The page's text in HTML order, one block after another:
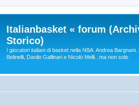
Italianbasket « forum
Storico)
I giocatori italiani di basket nella NBA: Andrea Bargnani,
Belinelli, Danilo Gallinari e Nicolò Melli...ma non solo